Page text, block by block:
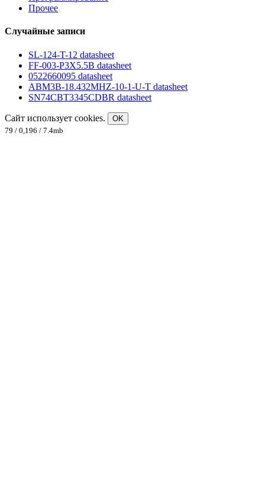
Прочее
Случайные записи
SL-124-T-12 datasheet
FF-003-P3X5.5B datasheet
0522660095 datasheet
ABM3B-18.432MHZ-10-1-U-T datasheet
SN74CBT3345CDBR datasheet
Сайт использует cookies.
OK
79 / 0,196 / 7.4mb